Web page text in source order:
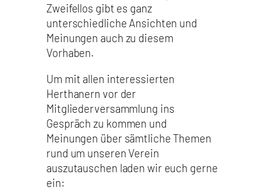
Zweifellos gibt es ganz
unterschiedliche Ansichten und
Meinungen auch zu diesem
Vorhaben.
Um mit allen interessierten
Herthanern vor der
Mitgliederversammlung ins
Gespräch zu kommen und
Meinungen über sämtliche Themen
rund um unseren Verein
auszutauschen laden wir euch gerne
ein: